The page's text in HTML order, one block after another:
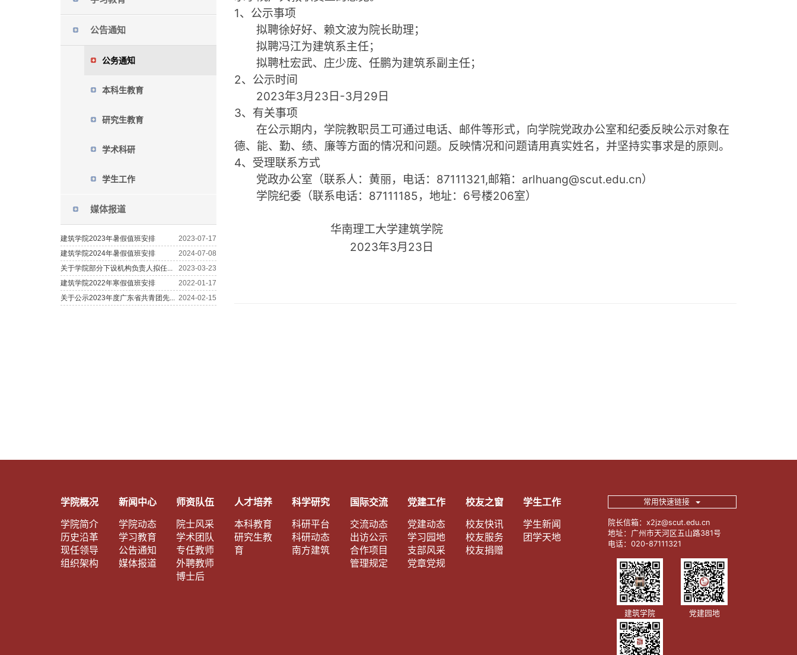
公告通知
公务通知
本科生教育
研究生教育
学术科研
学生工作
媒体报道
1、公示事项
拟聘徐好好、赖文波为院长助理；
拟聘冯江为建筑系主任；
拟聘杜宏武、 庄少庞、任鹏为建筑系副主任；
2、公示时间
2023年3月 23 日 -3月 29 日
3、有关事项
在公示期内，学院教职员工可通过电话、邮件等形式，向学院党政办公室和纪委反映公示对象在
德、能、勤、绩、廉等方面的情况和问题。反映情况和问题请用真实姓名，并坚持实事求是的原则。
4、受理联系方式
党政办公室（联系人：黄丽，电话： 87111321,邮箱： arlhuang@scut.edu.cn）
学院纪委（联系电话： 87111185，地址： 6号楼206室）
华南理工大学建筑学院
2023年3月 23 日
学院概况
学院简介
历史沿革
现任领导
组织架构
新闻中心
学院动态
学习教育
公告通知
媒体报道
师资队伍
院士风采
学术团队
专任教师
外聘教师
博士后
人才培养
本科教育
研究生教
育
科学研究
科研平台
科研动态
南方建筑
国际交流
交流动态
出访公示
合作项目
管理规定
党建工作
党建动态
学习园地
支部风采
党章党规
校友之窗
校友快讯
校友服务
校友捐赠
学生工作
学生新闻
团学天地
常用快速链接
院长信箱：x2jz@scut.edu.cn
地址：广州市天河区五山路381号
电话：020-87111321
建筑学院 党建园地